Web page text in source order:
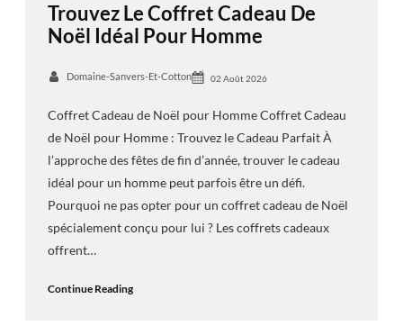
Trouvez Le Coffret Cadeau De
Noël Idéal Pour Homme
Domaine-Sanvers-Et-Cotton 02 Août 2026
Coffret Cadeau de Noël pour Homme Coffret Cadeau
de Noël pour Homme : Trouvez le Cadeau Parfait À
l’approche des fêtes de fin d’année, trouver le cadeau
idéal pour un homme peut parfois être un défi.
Pourquoi ne pas opter pour un coffret cadeau de Noël
spécialement conçu pour lui ? Les coffrets cadeaux
offrent…
Continue Reading